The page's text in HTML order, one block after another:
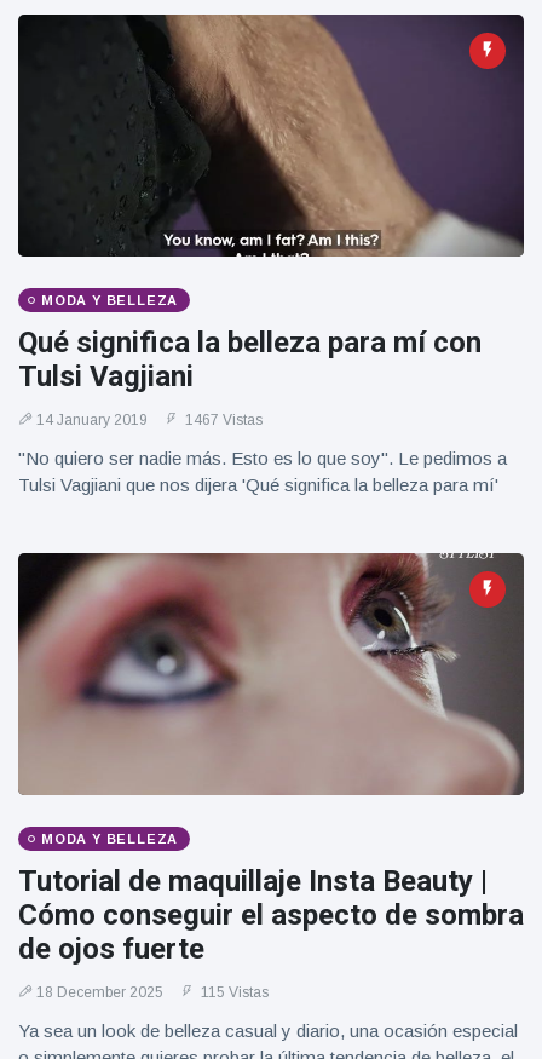
Geburtstag
und tanzt
zu
Mariachi-
Band
Vistas
MODA Y BELLEZA
Qué significa la belleza para mí con
Tulsi Vagjiani
14 January 2019 1467 Vistas
"No quiero ser nadie más. Esto es lo que soy". Le pedimos a
Tulsi Vagjiani que nos dijera 'Qué significa la belleza para mí'
MODA Y BELLEZA
Tutorial de maquillaje Insta Beauty |
Cómo conseguir el aspecto de sombra
de ojos fuerte
18 December 2025 115 Vistas
Ya sea un look de belleza casual y diario, una ocasión especial